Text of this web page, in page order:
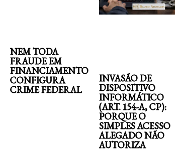
NEM TODA
FRAUDE EM
FINANCIAMENTO
CONFIGURA
CRIME FEDERAL
INVASÃO DE
DISPOSITIVO
INFORMÁTICO
(ART. 154-A, CP):
PORQUE O
SIMPLES ACESSO
ALEGADO NÃO
AUTORIZA